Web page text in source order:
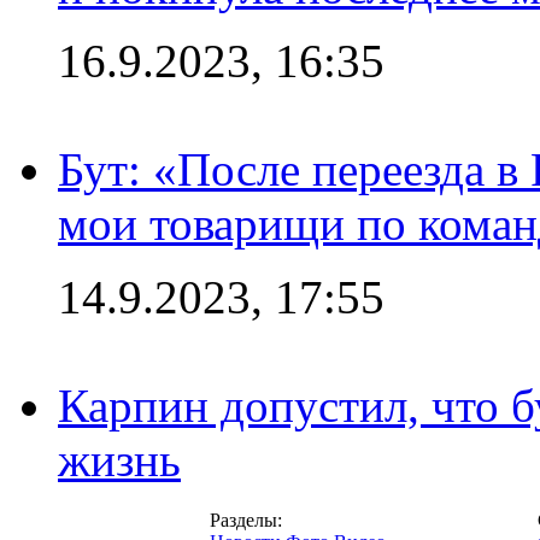
16.9.2023, 16:35
Бут: «После переезда
мои товарищи по
14.9.2023, 17:55
Карпин допустил, что
жизнь
Разделы: